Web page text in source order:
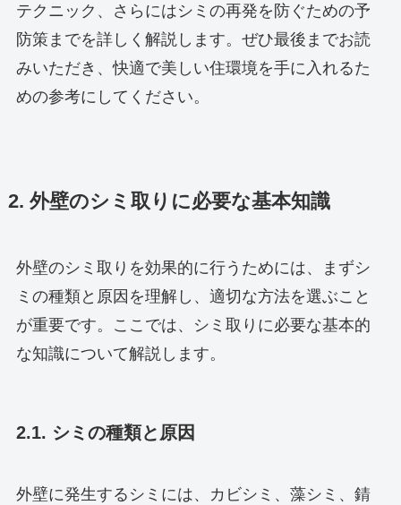
テクニック、さらにはシミの再発を防ぐための予
防策までを詳しく解説します。ぜひ最後までお読
みいただき、快適で美しい住環境を手に入れるた
めの参考にしてください。
2. 外壁のシミ取りに必要な基本知識
外壁のシミ取りを効果的に行うためには、まずシ
ミの種類と原因を理解し、適切な方法を選ぶこと
が重要です。ここでは、シミ取りに必要な基本的
な知識について解説します。
2.1. シミの種類と原因
外壁に発生するシミには、カビシミ、藻シミ、錆